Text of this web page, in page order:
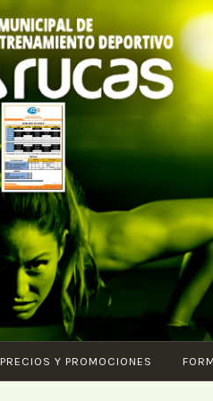
CENTRO DE
ENTRENAMIENTO
DEPORTIVO
ARUCAS
Piscina –
Fitness –
Entrenamiento
funcional –
Karate –
PRECIOS Y PROMOCIONES